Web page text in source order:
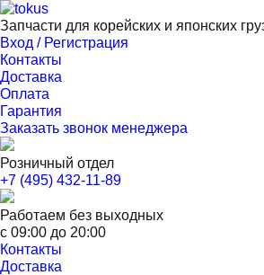
Запчасти для корейских и японских
Вход / Регистрация
Контакты
Доставка
Оплата
Гарантия
Заказать звонок менеджера
Розничный отдел
+7 (495) 432-11-89
Работаем без выходных
с 09:00 до 20:00
Контакты
Доставка